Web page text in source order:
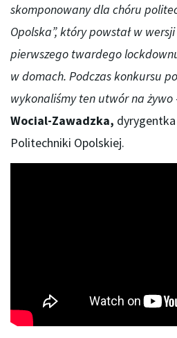
skomponowany dla chóru
Opolska”, który powstał w
pierwszego twardego
w domach. Podczas konkursu
wykonaliśmy ten utwór na żywo
Wocial-Zawadzka,
Politechniki Opolskiej.